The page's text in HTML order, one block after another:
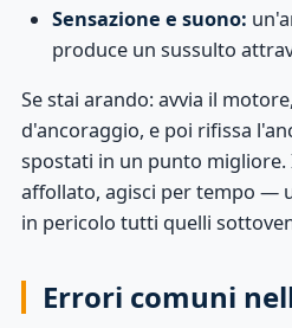
Sensazione e suono:
produce un sussulto
Se stai arando: avvia il
d'ancoraggio, e poi rifissa
spostati in un punto
affollato, agisci per tempo —
in pericolo tutti quelli
Errori comuni